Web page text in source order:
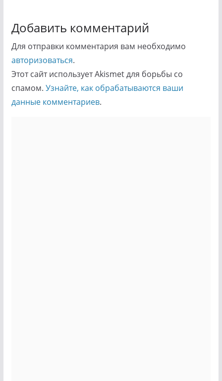
Добавить комментарий
Для отправки комментария вам необходимо
авторизоваться.
Этот сайт использует Akismet для борьбы со
спамом. Узнайте, как обрабатываются ваши
данные комментариев.